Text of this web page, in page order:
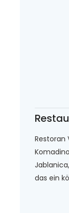
Restoran
das ein